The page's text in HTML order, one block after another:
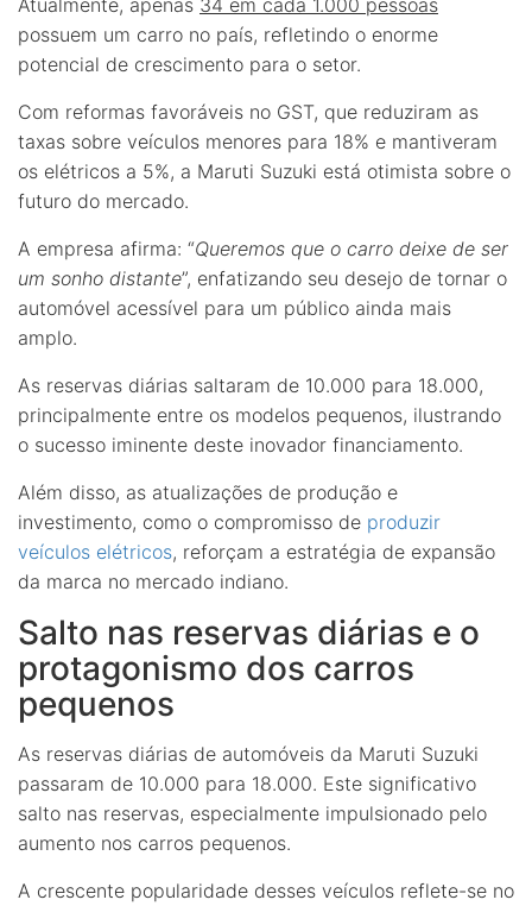
possuem um carro no país, refletindo o enorme
potencial de crescimento para o setor.
Com reformas favoráveis no GST, que reduziram as
taxas sobre veículos menores para 18% e mantiveram
os elétricos a 5%, a Maruti Suzuki está otimista sobre o
futuro do mercado.
A empresa afirma: “Queremos que o carro deixe de ser
um sonho distante”, enfatizando seu desejo de tornar o
automóvel acessível para um público ainda mais
amplo.
As reservas diárias saltaram de 10.000 para 18.000,
principalmente entre os modelos pequenos, ilustrando
o sucesso iminente deste inovador financiamento.
Além disso, as atualizações de produção e
investimento, como o compromisso de produzir
veículos elétricos, reforçam a estratégia de expansão
da marca no mercado indiano.
Salto nas reservas diárias e o
protagonismo dos carros
pequenos
As reservas diárias de automóveis da Maruti Suzuki
passaram de 10.000 para 18.000. Este significativo
salto nas reservas, especialmente impulsionado pelo
aumento nos carros pequenos.
A crescente popularidade desses veículos reflete-se no